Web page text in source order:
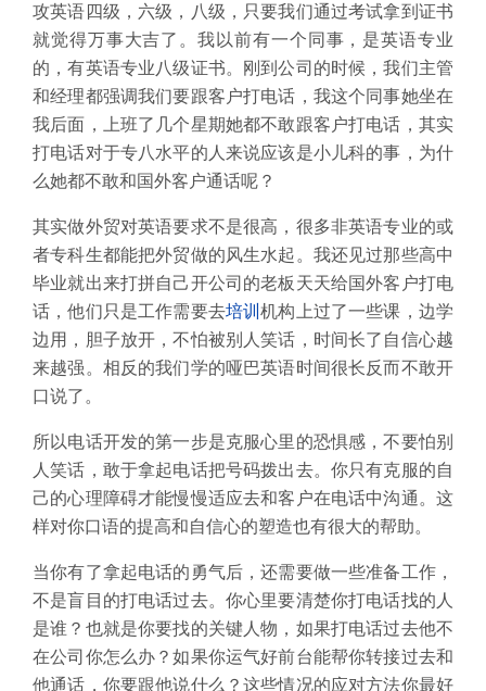
攻英语四级，六级，八级，只要我们通过考试拿到证书
就觉得万事大吉了。我以前有一个同事，是英语专业
的，有英语专业八级证书。刚到公司的时候，我们主管
和经理都强调我们要跟客户打电话，我这个同事她坐在
我后面，上班了几个星期她都不敢跟客户打电话，其实
打电话对于专八水平的人来说应该是小儿科的事，为什
么她都不敢和国外客户通话呢？
其实做外贸对英语要求不是很高，很多非英语专业的或
者专科生都能把外贸做的风生水起。我还见过那些高中
毕业就出来打拼自己开公司的老板天天给国外客户打电
话，他们只是工作需要去培训机构上过了一些课，边学
边用，胆子放开，不怕被别人笑话，时间长了自信心越
来越强。相反的我们学的哑巴英语时间很长反而不敢开
口说了。
所以电话开发的第一步是克服心里的恐惧感，不要怕别
人笑话，敢于拿起电话把号码拨出去。你只有克服的自
己的心理障碍才能慢慢适应去和客户在电话中沟通。这
样对你口语的提高和自信心的塑造也有很大的帮助。
当你有了拿起电话的勇气后，还需要做一些准备工作，
不是盲目的打电话过去。你心里要清楚你打电话找的人
是谁？也就是你要找的关键人物，如果打电话过去他不
在公司你怎么办？如果你运气好前台能帮你转接过去和
他通话，你要跟他说什么？这些情况的应对方法你最好